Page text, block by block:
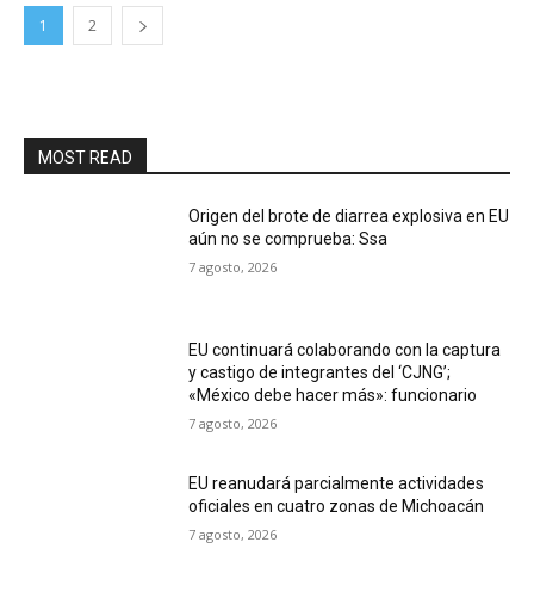
1 2
MOST READ
Origen del brote de diarrea explosiva en EU
aún no se comprueba: Ssa
7 agosto, 2026
EU continuará colaborando con la captura
y castigo de integrantes del ‘CJNG’;
«México debe hacer más»: funcionario
7 agosto, 2026
EU reanudará parcialmente actividades
oficiales en cuatro zonas de Michoacán
7 agosto, 2026